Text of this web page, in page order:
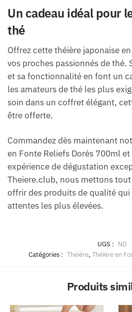
Un cadeau idéal pour
thé
Offrez cette théière japonaise
vos proches passionnés de thé.
et sa fonctionnalité en font un
les amateurs de thé les plus
soin dans un coffret élégant,
être offerte.
Commandez dès maintenant
en Fonte Reliefs Dorés 700ml
expérience de dégustation
Theiere.club, nous mettons
offrir des produits de qualité
attentes les plus élevées.
UGS : ND
Catégories : Théière, Théière en
Produits